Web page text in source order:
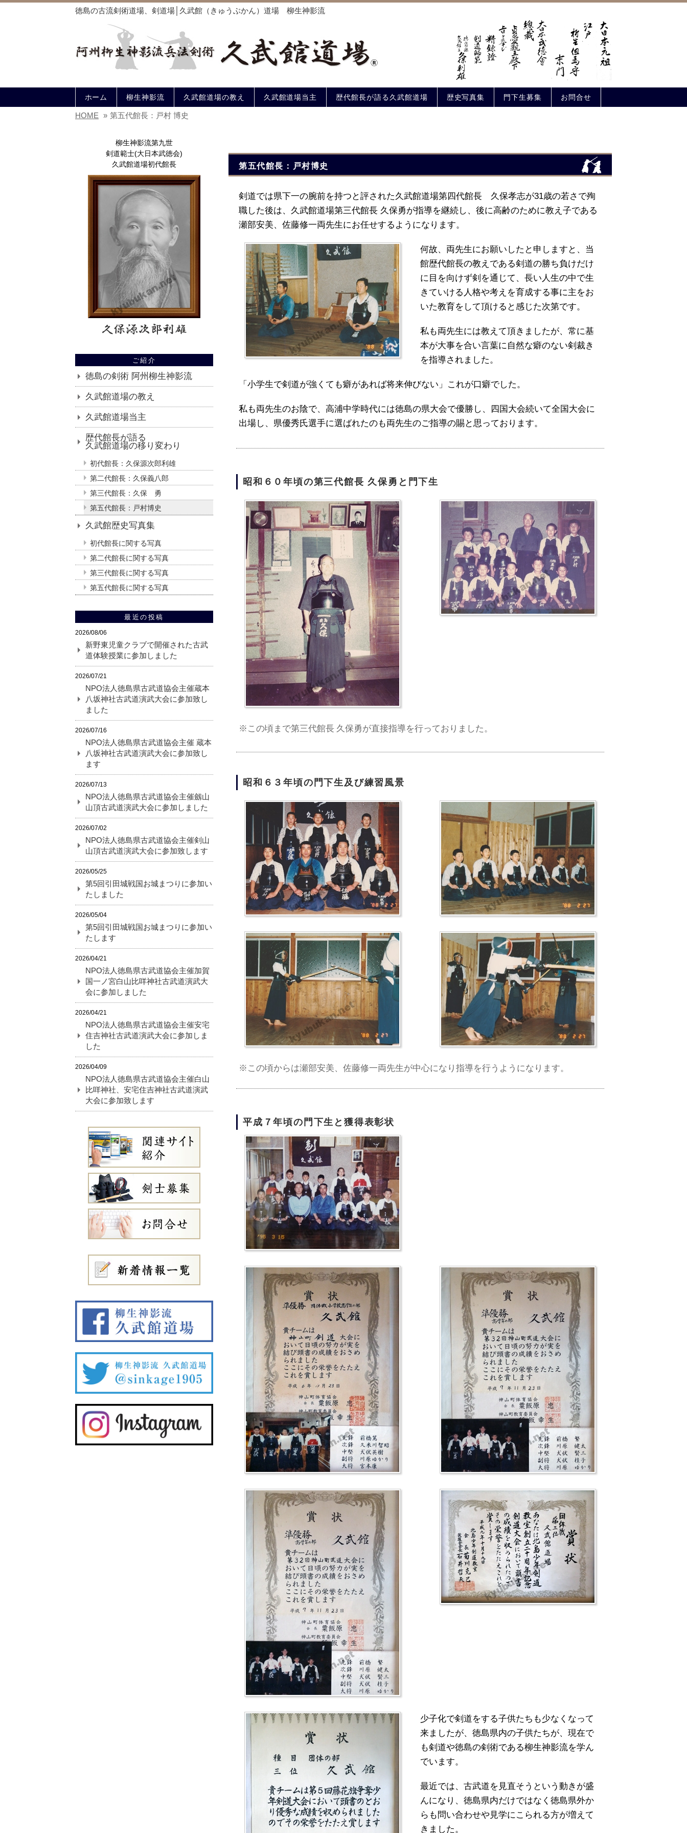
徳島の古流剣術道場、剣道場│久武館（きゅうぶかん）道場 柳生神影流
ホーム 柳生神影流 久武館道場の教え 久武館道場当主 歴代館長が語る久武館道場 歴史写真集 門下生募集 お問合せ
HOME » 第五代館長：戸村 博史
第五代館長：戸村博史
剣道では県下一の腕前を持つと評された久武館道場第四代館長 久保孝志が31歳の若さで殉
職した後は、久武館道場第三代館長 久保勇が指導を継続し、後に高齢のために教え子である
瀬部安美、佐藤修一両先生にお任せするようになります。
何故、両先生にお願いしたと申しますと、当
館歴代館長の教えである剣道の勝ち負けだけ
に目を向けず剣を通じて、長い人生の中で生
きていける人格や考えを育成する事に主をお
いた教育をして頂けると感じた次第です。
私も両先生には教えて頂きましたが、常に基
本が大事を合い言葉に自然な癖のない剣裁き
を指導されました。
「小学生で剣道が強くても癖があれば将来伸びない」これが口癖でした。
私も両先生のお陰で、高浦中学時代には徳島の県大会で優勝し、四国大会続いて全国大会に
出場し、県優秀氏選手に選ばれたのも両先生のご指導の賜と思っております。
昭和６０年頃の第三代館長 久保勇と門下生
※この頃まで第三代館長 久保勇が直接指導を行っておりました。
昭和６３年頃の門下生及び練習風景
※この頃からは瀬部安美、佐藤修一両先生が中心になり指導を行うようになります。
平成７年頃の門下生と獲得表彰状
少子化で剣道をする子供たちも少なくなって
来ましたが、徳島県内の子供たちが、現在で
も剣道や徳島の剣術である柳生神影流を学ん
でいます。
最近では、古武道を見直そうという動きが盛
んになり、徳島県内だけではなく徳島県外か
らも問い合わせや見学にこられる方が増えて
きました。
柳生神影流第九世
剣道範士(大日本武徳会)
久武館道場初代館長
ご紹介
徳島の剣術 阿州柳生神影流
久武館道場の教え
久武館道場当主
歴代館長が語る
久武館道場の移り変わり
初代館長：久保源次郎利雄
第二代館長：久保義八郎
第三代館長：久保 勇
第五代館長：戸村博史
久武館歴史写真集
初代館長に関する写真
第二代館長に関する写真
第三代館長に関する写真
第五代館長に関する写真
最近の投稿
2026/08/06
新野東児童クラブで開催された古武
道体験授業に参加しました
2026/07/21
NPO法人徳島県古武道協会主催蔵本
八坂神社古武道演武大会に参加致し
ました
2026/07/16
NPO法人徳島県古武道協会主催 蔵本
八坂神社古武道演武大会に参加致し
ます
2026/07/13
NPO法人徳島県古武道協会主催劔山
山頂古武道演武大会に参加しました
2026/07/02
NPO法人徳島県古武道協会主催剣山
山頂古武道演武大会に参加致します
2026/05/25
第5回引田城戦国お城まつりに参加い
たしました
2026/05/04
第5回引田城戦国お城まつりに参加い
たします
2026/04/21
NPO法人徳島県古武道協会主催加賀
国一ノ宮白山比咩神社古武道演武大
会に参加しました
2026/04/21
NPO法人徳島県古武道協会主催安宅
住吉神社古武道演武大会に参加しま
した
2026/04/09
NPO法人徳島県古武道協会主催白山
比咩神社、安宅住吉神社古武道演武
大会に参加致します